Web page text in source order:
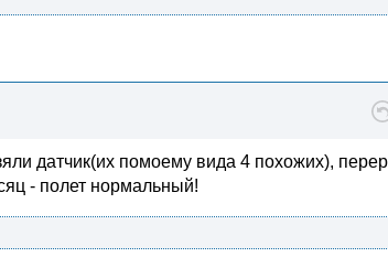
датчик(их помоему вида 4 похожих),
- полет нормальный!